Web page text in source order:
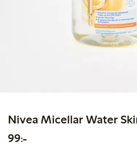
Nivea Micellar Water
99:-99,00 kr